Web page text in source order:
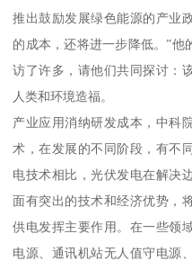
推出鼓励发展绿色能源的产业
的成本，还将进一步降低。”
访了许多，请他们共同探讨：
人类和环境造福。
产业应用消纳研发成本，中科
术，在发展的不同阶段，有不
电技术相比，光伏发电在解决
面有突出的技术和经济优势，
供电发挥主要作用。在一些领
电源、通讯机站无人值守电源